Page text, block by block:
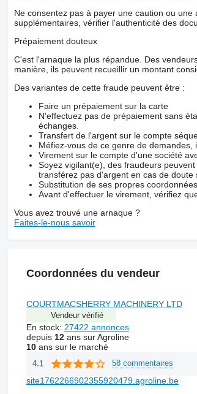
Ne consentez pas à payer une caution ou
supplémentaires, vérifier l'authenticité des
Prépaiement douteux
C'est l'arnaque la plus répandue. Des
manière, ils peuvent recueillir un montant
Des variantes de cette fraude peuvent être :
Faire un prépaiement sur la carte
N'effectuez pas de prépaiement sans
échanges.
Transfert de l'argent sur le compte
Méfiez-vous de ce genre de
Virement sur le compte d'une société
Soyez vigilant(e), des fraudeurs
transférez pas d'argent en cas de doute
Substitution de ses propres
Avant d'effectuer le virement, vérifiez
Vous avez trouvé une arnaque ?
Faites-le-nous savoir
Coordonnées du vendeur
COURTMACSHERRY MACHINERY LTD
Vendeur vérifié
En stock: 27422 annonces
depuis 12ans sur Agroline
10ans sur le marché
4.1 58 commentaires
site1762266902355920479.agroline.be